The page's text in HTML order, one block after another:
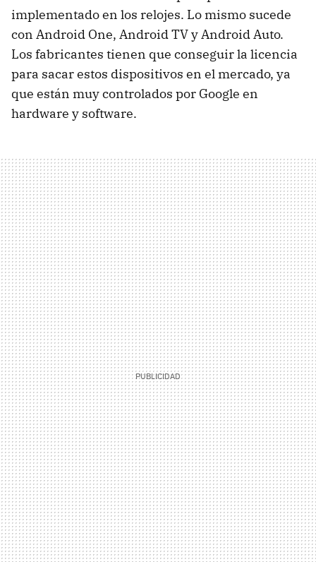
implementado en los relojes. Lo mismo sucede
con Android One, Android TV y Android Auto.
Los fabricantes tienen que conseguir la licencia
para sacar estos dispositivos en el mercado, ya
que están muy controlados por Google en
hardware y software.